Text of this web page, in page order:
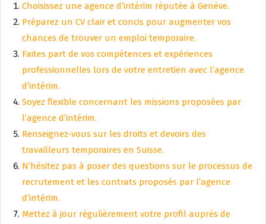
Choisissez une agence d’intérim réputée à Genève.
Préparez un CV clair et concis pour augmenter vos
chances de trouver un emploi temporaire.
Faites part de vos compétences et expériences
professionnelles lors de votre entretien avec l’agence
d’intérim.
Soyez flexible concernant les missions proposées par
l’agence d’intérim.
Renseignez-vous sur les droits et devoirs des
travailleurs temporaires en Suisse.
N’hésitez pas à poser des questions sur le processus de
recrutement et les contrats proposés par l’agence
d’intérim.
Mettez à jour régulièrement votre profil auprès de